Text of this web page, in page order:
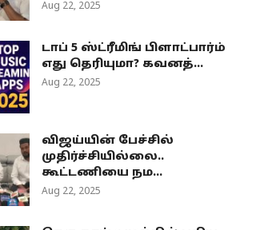
Aug 22, 2025
டாப் 5 ஸ்ட்ரீமிங் பிளாட்பார்ம்
எது தெரியுமா? கவனத்...
Aug 22, 2025
விஜய்யின் பேச்சில்
முதிர்ச்சியில்லை..
கூட்டணியை நம...
Aug 22, 2025